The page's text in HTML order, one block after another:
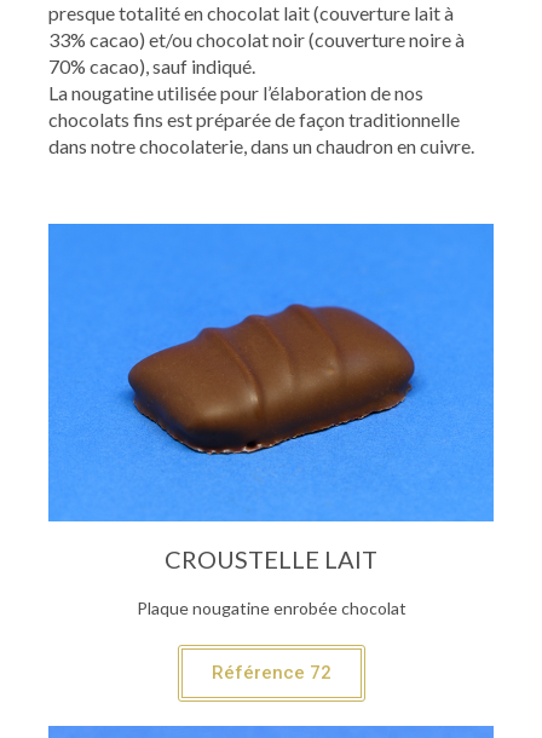
presque totalité en chocolat lait (couverture lait à
33% cacao) et/ou chocolat noir (couverture noire à
70% cacao), sauf indiqué.
La nougatine utilisée pour l’élaboration de nos
chocolats fins est préparée de façon traditionnelle
dans notre chocolaterie, dans un chaudron en cuivre.
CROUSTELLE LAIT
Plaque nougatine enrobée chocolat
Référence 72